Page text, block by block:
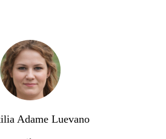
Adame Luevano